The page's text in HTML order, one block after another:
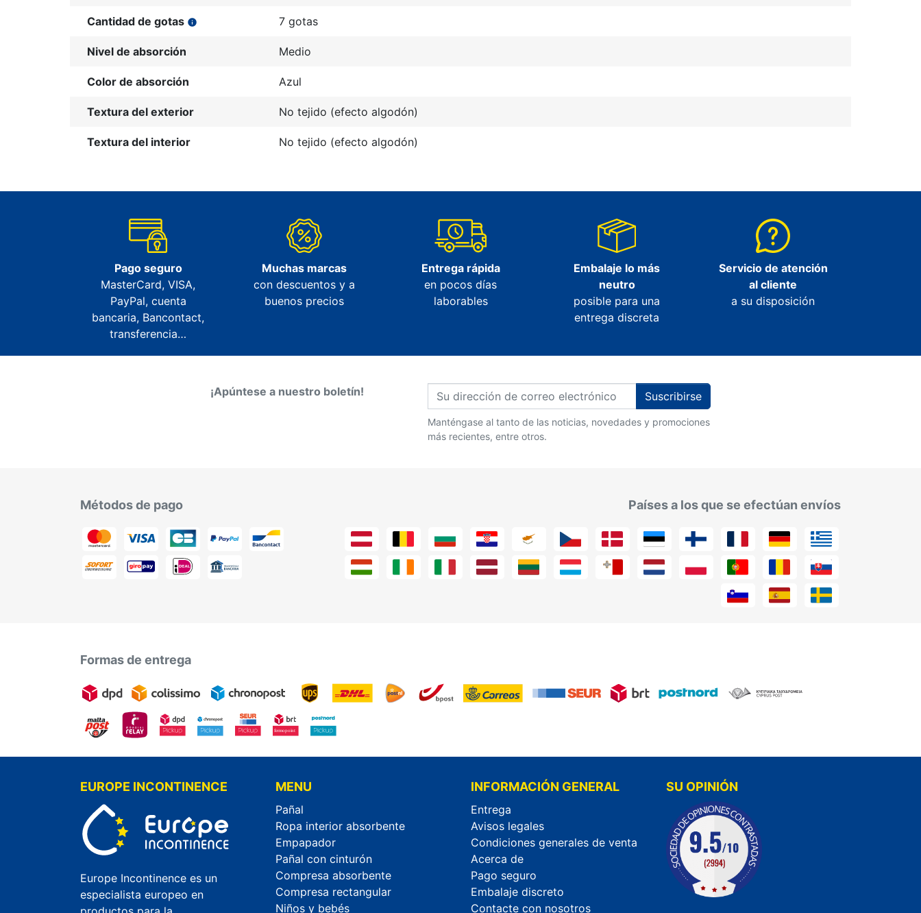
Cantidad de gotas info 7 gotas
Nivel de absorción Medio
Color de absorción Azul
Textura del exterior No tejido (efecto algodón)
Textura del interior No tejido (efecto algodón)
Pago seguro
MasterCard, VISA,
PayPal, cuenta
bancaria, Bancontact,
transferencia…
Muchas marcas
con descuentos y a
buenos precios
Entrega rápida
en pocos días
laborables
Embalaje lo más
neutro
posible para una
entrega discreta
Servicio de atención
al cliente
a su disposición
¡Apúntese a nuestro boletín! Suscribirse
Manténgase al tanto de las noticias, novedades y promociones
más recientes, entre otros.
Métodos de pago Países a los que se efectúan envíos
Formas de entrega
EUROPE INCONTINENCE
Europe Incontinence es un
especialista europeo en
MENU
Pañal
Ropa interior absorbente
Empapador
Pañal con cinturón
Compresa absorbente
Compresa rectangular
Niños y bebés
INFORMACIÓN GENERAL
Entrega
Avisos legales
Condiciones generales de venta
Acerca de
Pago seguro
Embalaje discreto
Contacte con nosotros
SU OPINIÓN